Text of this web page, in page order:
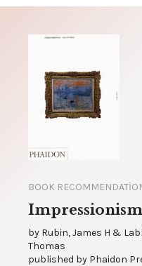
BOOK
by Rubin, James H &
Thomas
published by Phaidon